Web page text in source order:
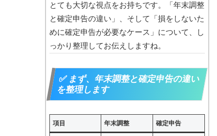
とても大切な視点をお持ちです。「年末調整
と確定申告の違い」、そして「損をしないた
めに確定申告が必要なケース」について、し
っかり整理してお伝えしますね。
✅ まず、年末調整と確定申告の違い
を整理します
項目 年末調整 確定申告